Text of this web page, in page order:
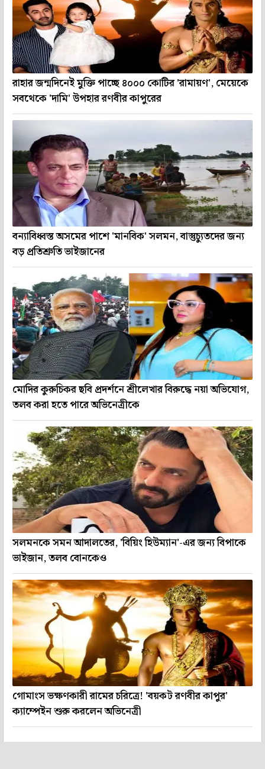
রাহার জন্মদিনেই মুক্তি পাচ্ছে ৪০০০ কোটির 'রামায়ণ', মেয়েকে
সবথেকে 'দামি' উপহার রণবীর কাপুরের
বন্যাবিধ্বস্ত অসমের পাশে 'মানবিক' সলমন, বাস্তুচ্যুতদের জন্য
বড় প্রতিশ্রুতি ভাইজানের
মোদির কুরুচিকর ছবি প্রদর্শনে শ্রীলেখার বিরুদ্ধে নয়া অভিযোগ,
তলব করা হতে পারে অভিনেত্রীকে
সলমনকে সমন আদালতের, 'বিয়িং হিউম্যান'-এর জন্য বিপাকে
ভাইজান, তলব বোনকেও
গোমাংস ভক্ষণকারী রামের চরিত্রে! 'বয়কট রণবীর কাপুর'
ক্যাম্পেইন শুরু করলেন অভিনেত্রী